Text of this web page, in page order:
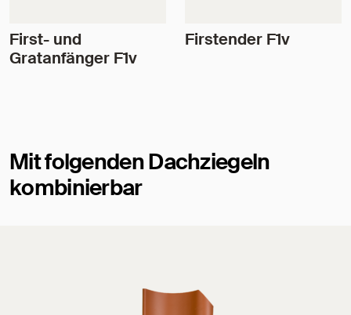
First- und
Gratanfänger F1v
Firstender F1v
Mit folgenden Dachziegeln
kombinierbar